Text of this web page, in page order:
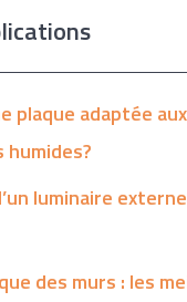
plaque adaptée aux
luminaire
des murs : les